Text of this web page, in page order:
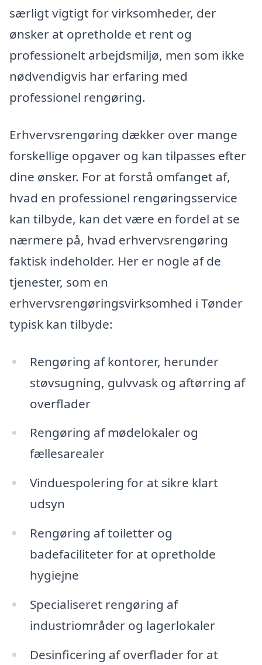
særligt vigtigt for virksomheder, der
ønsker at opretholde et rent og
professionelt arbejdsmiljø, men som ikke
nødvendigvis har erfaring med
professionel rengøring.
Erhvervsrengøring dækker over mange
forskellige opgaver og kan tilpasses efter
dine ønsker. For at forstå omfanget af,
hvad en professionel rengøringsservice
kan tilbyde, kan det være en fordel at se
nærmere på, hvad erhvervsrengøring
faktisk indeholder. Her er nogle af de
tjenester, som en
erhvervsrengøringsvirksomhed i Tønder
typisk kan tilbyde:
Rengøring af kontorer, herunder
støvsugning, gulvvask og aftørring af
overflader
Rengøring af mødelokaler og
fællesarealer
Vinduespolering for at sikre klart
udsyn
Rengøring af toiletter og
badefaciliteter for at opretholde
hygiejne
Specialiseret rengøring af
industriområder og lagerlokaler
Desinficering af overflader for at